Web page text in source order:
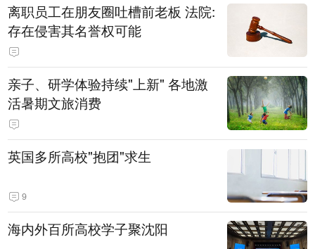
离职员工在朋友圈吐槽前老板 法院:
存在侵害其名誉权可能
亲子、研学体验持续"上新" 各地激
活暑期文旅消费
英国多所高校"抱团"求生
9
海内外百所高校学子聚沈阳